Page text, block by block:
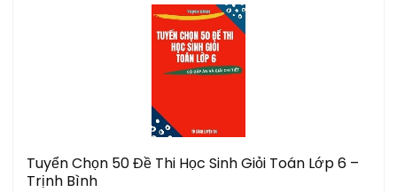
Tuyển Chọn 50 Đề Thi Học Sinh Giỏi Toán Lớp 6 –
Trịnh Bình